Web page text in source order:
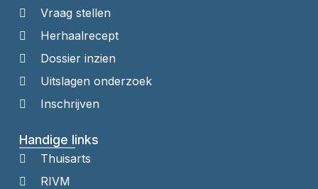
Vraag stellen
Herhaalrecept
Dossier inzien
Uitslagen onderzoek
Inschrijven
Handige links
Thuisarts
RIVM